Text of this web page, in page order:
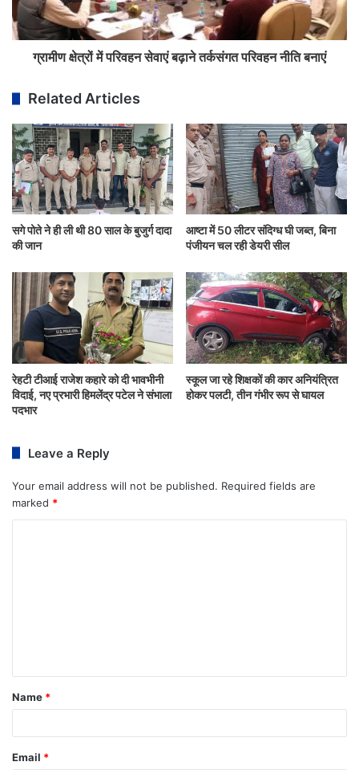
ग्रामीण क्षेत्रों में परिवहन सेवाएं बढ़ाने तर्कसंगत परिवहन नीति बनाएं
Related Articles
सगे पोते ने ही ली थी 80 साल के बुजुर्ग दादा
की जान
आष्टा में 50 लीटर संदिग्ध घी जब्त, बिना
पंजीयन चल रही डेयरी सील
रेहटी टीआई राजेश कहारे को दी भावभीनी
विदाई, नए प्रभारी हिमलेंद्र पटेल ने संभाला
पदभार
स्कूल जा रहे शिक्षकों की कार अनियंत्रित
होकर पलटी, तीन गंभीर रूप से घायल
Leave a Reply
Your email address will not be published. Required fields are
marked *
Name *
Email *